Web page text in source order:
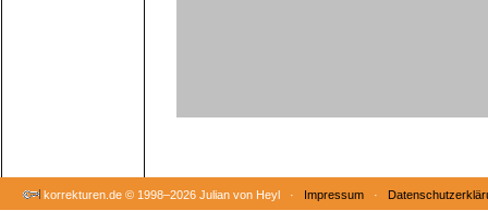
korrekturen.de © 1998–2026 Julian von Heyl · Impressum ·